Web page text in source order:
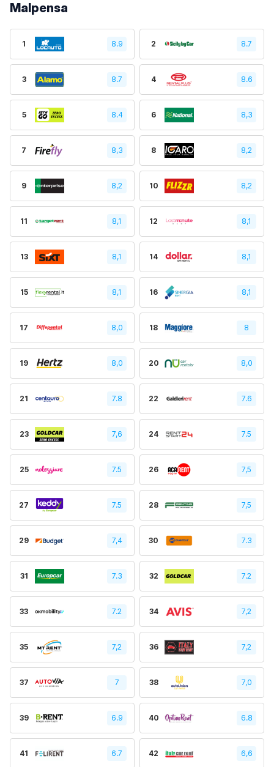
Malpensa
1 8.9 2 8.7
3 8.7 4 8.6
5 8.4 6 8,3
7 8,3 8 8,2
9 8,2 10 8,2
11 8,1 12 8,1
13 8,1 14 8,1
15 8,1 16 8,1
17 8,0 18 8
19 8,0 20 8,0
21 7.8 22 7.6
23 7,6 24 7.5
25 7.5 26 7,5
27 7.5 28 7,5
29 7,4 30 7.3
31 7.3 32 7.2
33 7.2 34 7,2
35 7,2 36 7,2
37 7 38 7,0
39 6.9 40 6.8
41 6.7 42 6,6